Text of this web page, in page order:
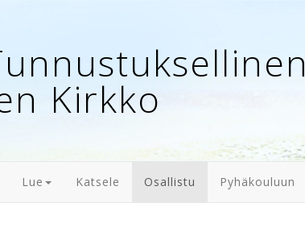
Kirkko
Lue Katsele Osallistu Pyhäkouluun